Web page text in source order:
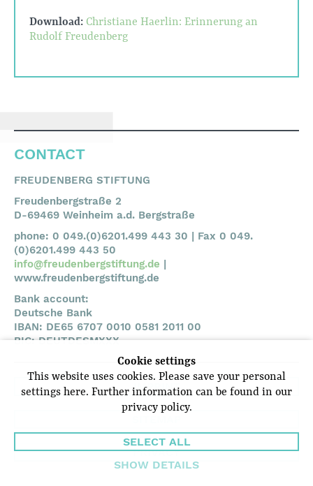
Cookie settings
This website uses cookies. Please save your personal
settings here. Further information can be found in our
privacy policy.
SELECT ALL
SHOW DETAILS
Download: Christiane Haerlin: Erinnerung an
Rudolf Freudenberg
CONTACT
FREUDENBERG STIFTUNG
Freudenbergstraße 2
D-69469 Weinheim a.d. Bergstraße
phone: 0 049.(0)6201.499 443 30 | Fax 0 049.
(0)6201.499 443 50
info@freudenbergstiftung.de |
www.freudenbergstiftung.de
Bank account:
Deutsche Bank
IBAN: DE65 6707 0010 0581 2011 00
BIC: DEUTDESMXXX
IMPRINT
PRIVACY